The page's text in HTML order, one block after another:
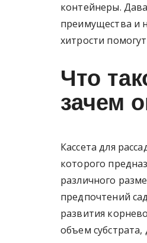
контейнеры.
преимущества и
хитрости
Что
зачем
Кассета для
которого
различного
предпочтений
развития
объем субстрата,